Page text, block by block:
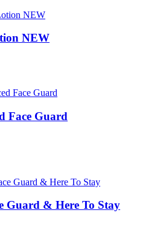
NEW
Face Guard
Guard & Here To Stay